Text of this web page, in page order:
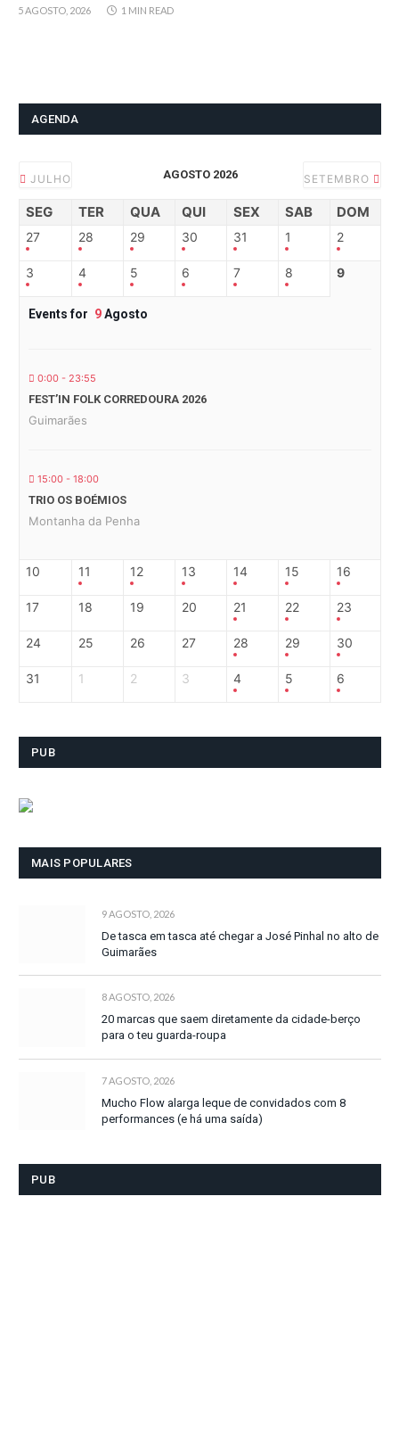
5 AGOSTO, 2026 1 MIN READ
AGENDA
JULHO AGOSTO 2026 SETEMBRO
SEG TER QUA QUI SEX SAB DOM
27 28 29 30 31 1 2
3 4 5 6 7 8 9
Events for 9Agosto
0:00 - 23:55
FEST’IN FOLK CORREDOURA 2026
Guimarães
15:00 - 18:00
TRIO OS BOÉMIOS
Montanha da Penha
10 11 12 13 14 15 16
17 18 19 20 21 22 23
24 25 26 27 28 29 30
31 1 2 3 4 5 6
PUB
MAIS POPULARES
9 AGOSTO, 2026
De tasca em tasca até chegar a José Pinhal no alto de
Guimarães
8 AGOSTO, 2026
20 marcas que saem diretamente da cidade-berço
para o teu guarda-roupa
7 AGOSTO, 2026
Mucho Flow alarga leque de convidados com 8
performances (e há uma saída)
PUB